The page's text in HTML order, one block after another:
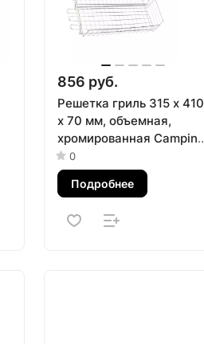
856 руб.
Решетка гриль 315 х 410
х 70 мм, объемная,
хромированная Camping
Palisad
0
Подробнее